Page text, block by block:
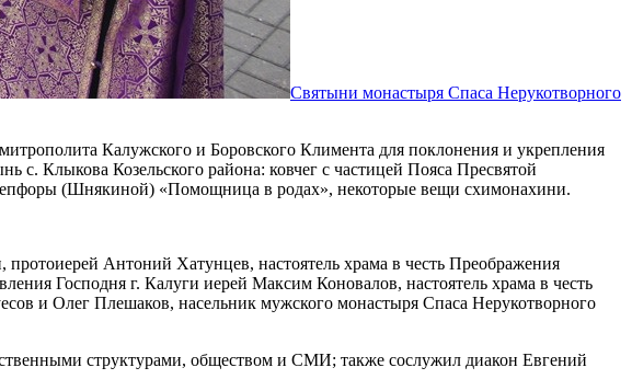
Святыни монастыря Спаса Нерукотворного
Калужского и Боровского Климента для поклонения и укрепления
Клыкова Козельского района: ковчег с частицей Пояса Пресвятой
(Шнякиной) «Помощница в родах», некоторые вещи схимонахини.
Антоний Хатунцев, настоятель храма в честь Преображения
Господня г. Калуги иерей Максим Коновалов, настоятель храма в честь
и Олег Плешаков, насельник мужского монастыря Спаса Нерукотворного
структурами, обществом и СМИ; также сослужил диакон Евгений